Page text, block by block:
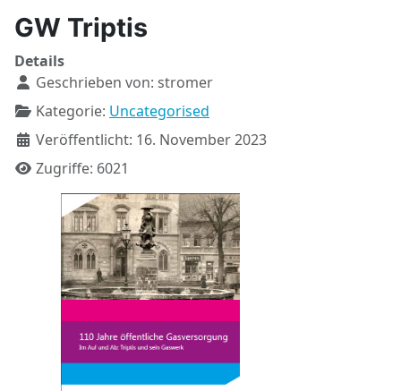
GW Triptis
Details
Geschrieben von: stromer
Kategorie: Uncategorised
Veröffentlicht: 16. November 2023
Zugriffe: 6021